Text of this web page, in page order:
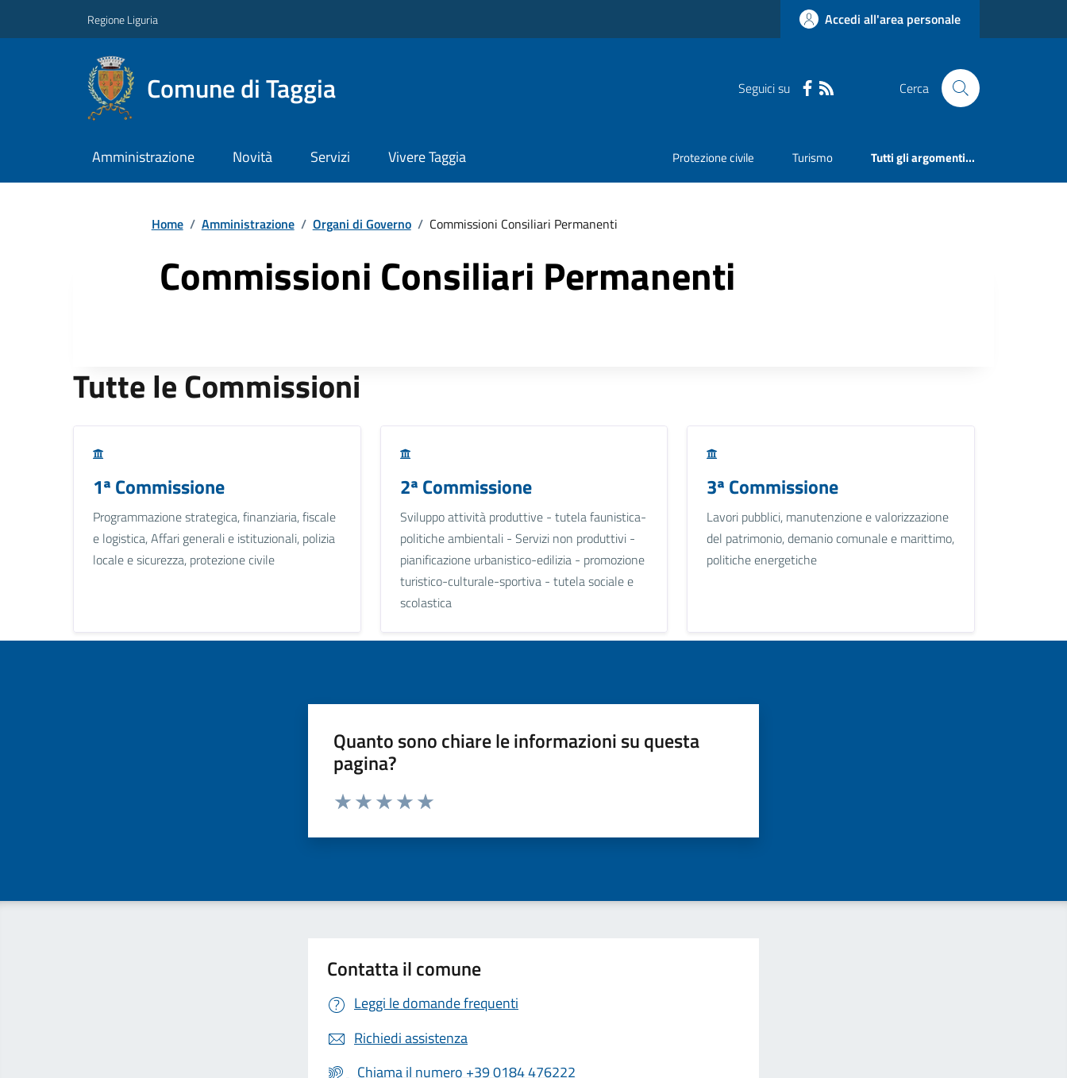
Regione Liguria Accedi all'area personale
Comune di Taggia Seguici su Cerca
Amministrazione Novità Servizi Vivere Taggia Protezione civile Turismo Tutti gli argomenti...
Home / Amministrazione / Organi di Governo / Commissioni Consiliari Permanenti
Commissioni Consiliari Permanenti
Tutte le Commissioni
1ª Commissione
Programmazione strategica, finanziaria, fiscale
e logistica, Affari generali e istituzionali, polizia
locale e sicurezza, protezione civile
2ª Commissione
Sviluppo attività produttive - tutela faunistica-
politiche ambientali - Servizi non produttivi -
pianificazione urbanistico-edilizia - promozione
turistico-culturale-sportiva - tutela sociale e
scolastica
3ª Commissione
Lavori pubblici, manutenzione e valorizzazione
del patrimonio, demanio comunale e marittimo,
politiche energetiche
Quanto sono chiare le informazioni su questa
pagina?
Valuta da 1 a 5 stelle la pagina
Contatta il comune
Leggi le domande frequenti
Richiedi assistenza
Chiama il numero +39 0184 476222